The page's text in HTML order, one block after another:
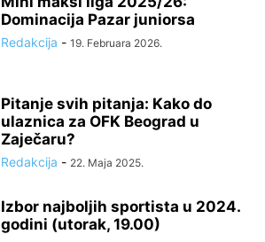
Dominacija Pazar juniorsa
Redakcija - 19. Februara 2026.
Pitanje svih pitanja: Kako do
ulaznica za OFK Beograd u
Zaječaru?
Redakcija - 22. Maja 2025.
Izbor najboljih sportista u 2024.
godini (utorak, 19.00)